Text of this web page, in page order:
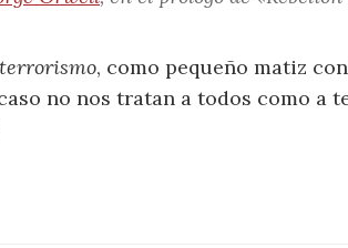
terrorismo, como pequeño matiz
no nos tratan a todos como a